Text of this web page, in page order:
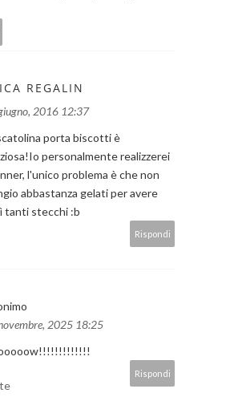
REGALIN
2016 12:37
porta biscotti è
personalmente realizzerei
l'unico problema è che non
abbastanza gelati per avere
tanti stecchi :b
Rispondi
2025 18:25
Rispondi